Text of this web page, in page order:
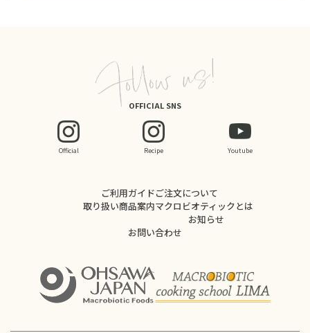
OFFICIAL SNS
Official Recipe Youtube
ご利用ガイドご注文について
取り扱い商品案内マクロビオティックとは
お知らせ
お問い合わせ